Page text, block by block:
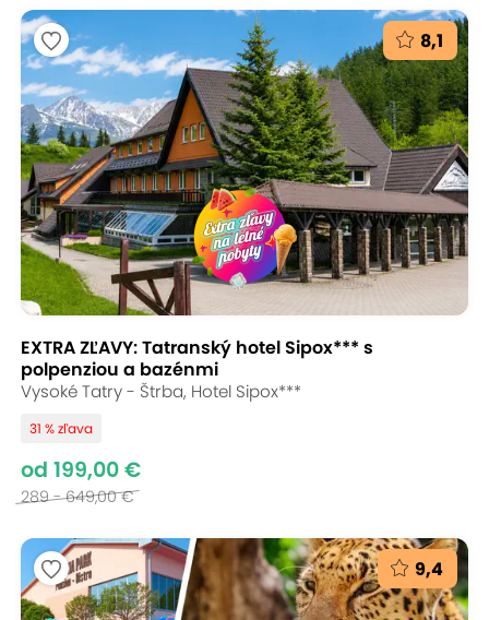
8,1
EXTRA ZĽAVY: Tatranský hotel Sipox*** s
polpenziou a bazénmi
Vysoké Tatry - Štrba, Hotel Sipox***
31 % zľava
od 199,00 €
289 - 649,00 €
9,4